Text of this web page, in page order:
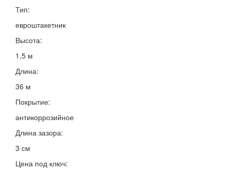
Тип:
евроштакетник
Высота:
1,5 м
Длина:
36 м
Покрытие:
антикоррозийное
Длина зазора:
3 см
Цена под ключ: